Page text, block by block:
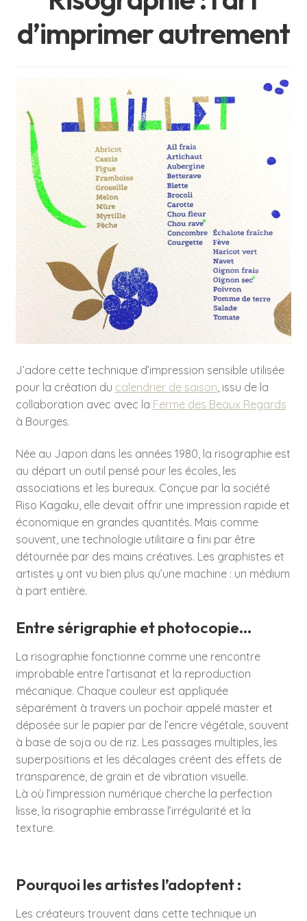
Créations graphiques
Projets
Ouvrir
enfant
d’imprimer autrement
J’adore cette technique d’impression sensible utilisée
pour la création du calendrier de saison , issu de la
collaboration avec avec la Ferme des Beaux Regards
à Bourges.
Née au Japon dans les années 1980, la risographie est
au départ un outil pensé pour les écoles, les
associations et les bureaux. Conçue par la société
Riso Kagaku, elle devait offrir une impression rapide et
économique en grandes quantités. Mais comme
souvent, une technologie utilitaire a fini par être
détournée par des mains créatives. Les graphistes et
artistes y ont vu bien plus qu’une machine : un médium
à part entière.
Entre sérigraphie et photocopie…
La risographie fonctionne comme une rencontre
improbable entre l’artisanat et la reproduction
mécanique. Chaque couleur est appliquée
séparément à travers un pochoir appelé master et
déposée sur le papier par de l’encre végétale, souvent
à base de soja ou de riz. Les passages multiples, les
superpositions et les décalages créent des effets de
transparence, de grain et de vibration visuelle.
Là où l’impression numérique cherche la perfection
lisse, la risographie embrasse l’irrégularité et la
texture.
Pourquoi les artistes l’adoptent :
Les créateurs trouvent dans cette technique un